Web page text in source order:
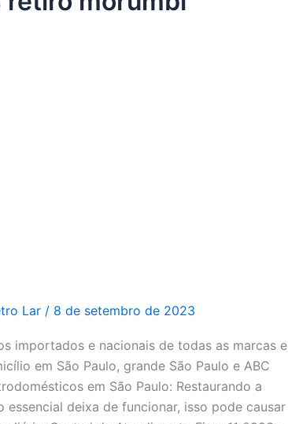
Lar / 8 de setembro de 2023
importados e nacionais de todas as marcas e
em São Paulo, grande São Paulo e ABC
em São Paulo: Restaurando a
deixa de funcionar, isso pode causar